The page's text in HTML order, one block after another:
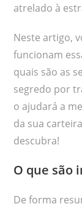
atrelado à
Neste artigo,
funcionam
quais são as
segredo por
o ajudará a
da sua
descubra!
O que são
De forma